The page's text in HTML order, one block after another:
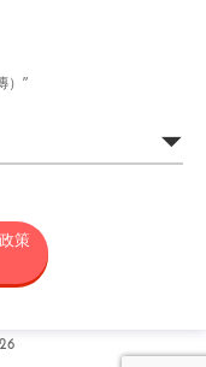
）”
務介紹給各位亞洲消
JAPAN網站（包
下簡稱「本網
務之專案統稱（以
策